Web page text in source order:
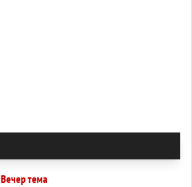
Вечер тема